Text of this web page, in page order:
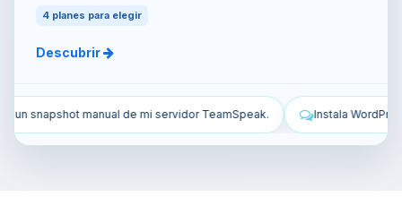
4 planes para elegir
Descubrir
Instala WordPress en mi VPS y configúralo.